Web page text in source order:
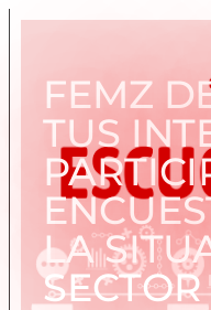
FEMZ
TUS
LA